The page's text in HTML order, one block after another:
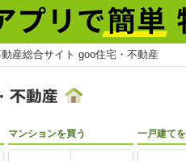
産総合サイト goo住宅・不動産
マンションを買う 一戸建て